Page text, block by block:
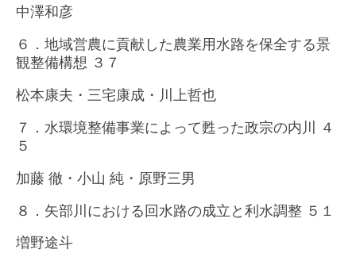
中澤和彦
６．地域営農に貢献した農業用水路を保全する景
観整備構想 ３７
松本康夫・三宅康成・川上哲也
７．水環境整備事業によって甦った政宗の内川 ４
５
加藤 徹・小山 純・原野三男
８．矢部川における回水路の成立と利水調整 ５１
増野途斗